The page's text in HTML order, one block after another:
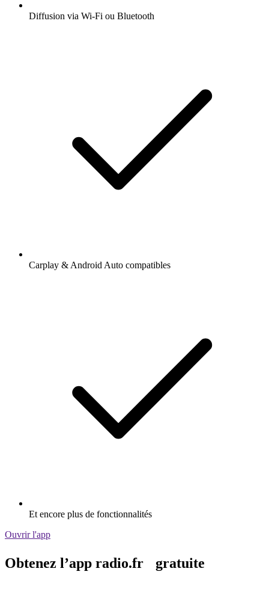
Diffusion via Wi-Fi ou Bluetooth
Carplay & Android Auto compatibles
Et encore plus de fonctionnalités
Ouvrir l'app
Obtenez l’app radio.fr gratuite